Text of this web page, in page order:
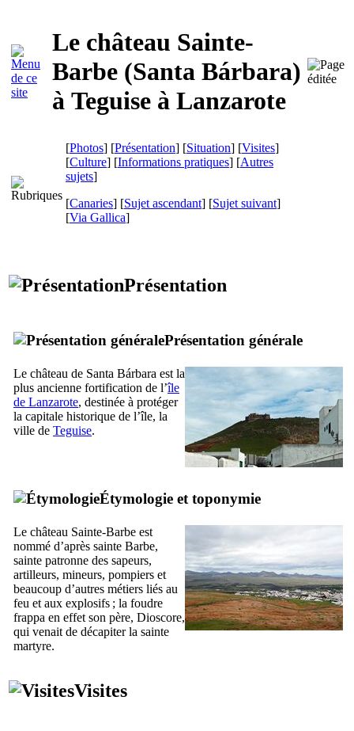
Le château Sainte-
Barbe (Santa Bárbara)
à Teguise à Lanzarote
[Photos] [Présentation] [Situation] [Visites]
[Culture] [Informations pratiques] [Autres
sujets]
[Canaries] [Sujet ascendant] [Sujet suivant]
[Via Gallica]
Présentation
Présentation générale
Le château de Santa Bárbara est la
plus ancienne fortification de l’île
de Lanzarote, destinée à protéger
la capitale historique de l’île, la
ville de Teguise.
Étymologie et toponymie
Le château Sainte-Barbe est
nommé d’après sainte Barbe,
sainte patronne des sapeurs,
artilleurs, mineurs, pompiers et
beaucoup d’autres métiers liés au
feu et aux explosifs ; la foudre
frappa en effet son père, Dioscore,
qui venait de décapiter la sainte
martyre.
Visites